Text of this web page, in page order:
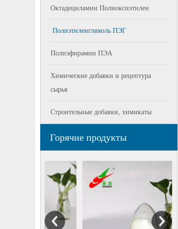
Октадециламин Полиоксиэтилен
Полиэтиленгликоль ПЭГ
Полиэфирамин ПЭА
Химические добавки и рецептура
сырья
Строительные добавки, химикаты
Горячие продукты